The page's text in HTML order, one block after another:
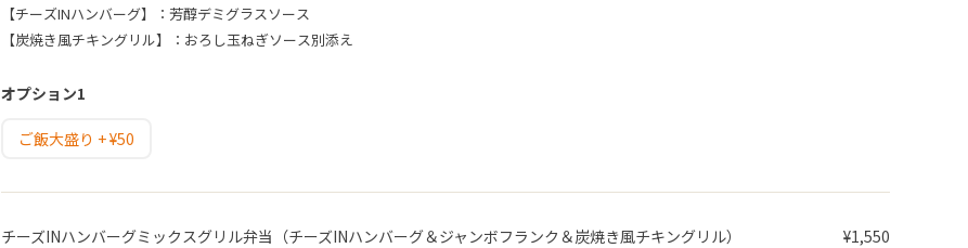
【チーズINハンバーグ】：芳醇デミグラスソース
【炭焼き風チキングリル】：おろし玉ねぎソース別添え
オプション1
ご飯大盛り + ¥50
チーズINハンバーグミックスグリル弁当（チーズINハンバーグ＆ジャンボフランク＆炭焼き風チキングリル）
¥1,550